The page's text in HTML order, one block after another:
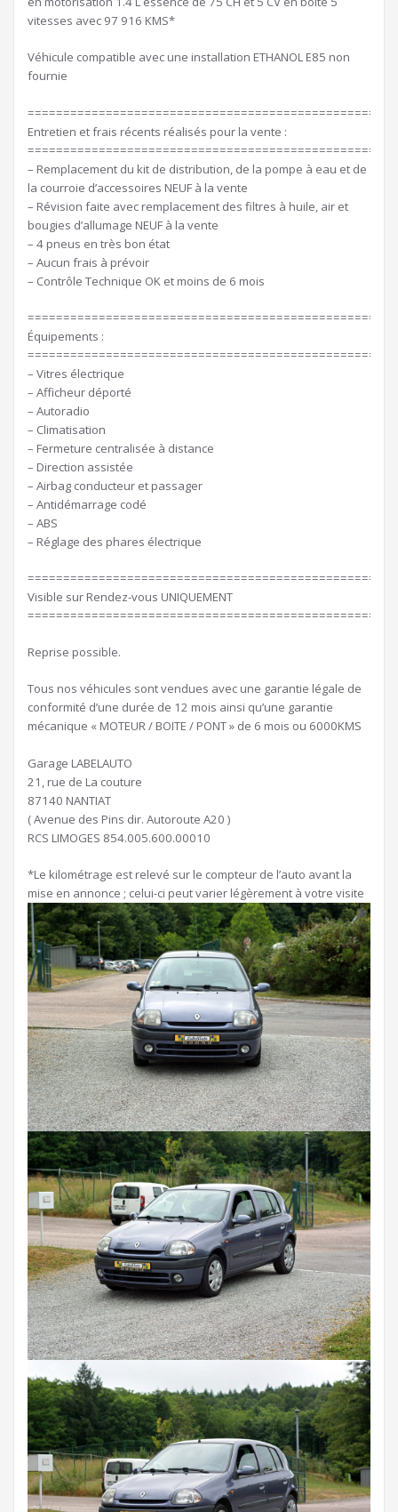
vitesses avec 97 916 KMS*
Véhicule compatible avec une installation ETHANOL E85 non
fournie
Entretien et frais récents réalisés pour la vente :
– Remplacement du kit de distribution, de la pompe à eau et de
la courroie d’accessoires NEUF à la vente
– Révision faite avec remplacement des filtres à huile, air et
bougies d’allumage NEUF à la vente
– 4 pneus en très bon état
– Aucun frais à prévoir
– Contrôle Technique OK et moins de 6 mois
Équipements :
– Vitres électrique
– Afficheur déporté
– Autoradio
– Climatisation
– Fermeture centralisée à distance
– Direction assistée
– Airbag conducteur et passager
– Antidémarrage codé
– ABS
– Réglage des phares électrique
Visible sur Rendez-vous UNIQUEMENT
Reprise possible.
Tous nos véhicules sont vendues avec une garantie légale de
conformité d’une durée de 12 mois ainsi qu’une garantie
mécanique « MOTEUR / BOITE / PONT » de 6 mois ou 6000KMS
Garage LABELAUTO
21, rue de La couture
87140 NANTIAT
( Avenue des Pins dir. Autoroute A20 )
RCS LIMOGES 854.005.600.00010
*Le kilométrage est relevé sur le compteur de l’auto avant la
mise en annonce ; celui-ci peut varier légèrement à votre visite